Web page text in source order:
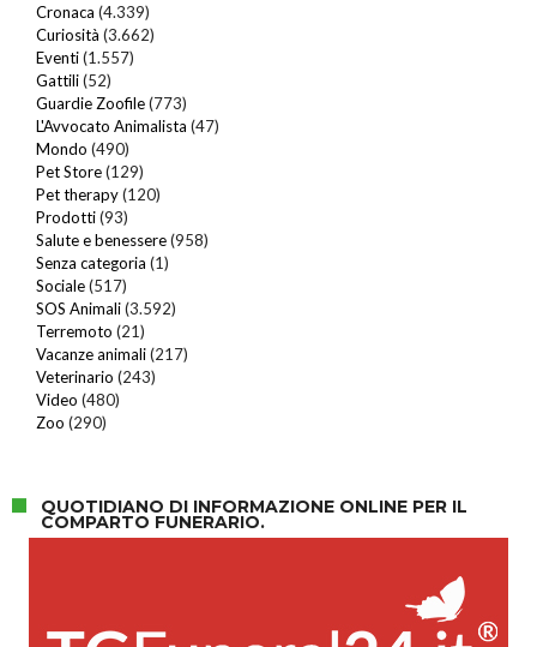
Cronaca (4.339)
Curiosità (3.662)
Eventi(1.557)
Gattili(52)
Guardie Zoofile(773)
L'Avvocato Animalista (47)
Mondo (490)
Pet Store(129)
Pet therapy(120)
Prodotti(93)
Salute e benessere(958)
Senza categoria (1)
Sociale(517)
SOS Animali(3.592)
Terremoto (21)
Vacanze animali(217)
Veterinario (243)
Video (480)
Zoo (290)
QUOTIDIANO DI INFORMAZIONE ONLINE PER IL
COMPARTO FUNERARIO.